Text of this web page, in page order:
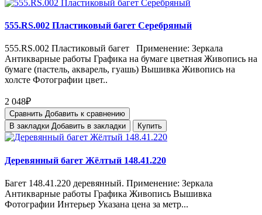
555.RS.002 Пластиковый багет Серебряный
555.RS.002 Пластиковый багет Применение: Зеркала
Антикварные работы Графика на бумаге цветная Живопись на
бумаге (пастель, акварель, гуашь) Вышивка Живопись на
холсте Фотографии цвет..
2 048₽
Сравнить Добавить к сравнению
В закладки Добавить в закладки Купить
Деревянный багет Жёлтый 148.41.220
Багет 148.41.220 деревянный. Применение: Зеркала
Антикварные работы Графика Живопись Вышивка
Фотографии Интерьер Указана цена за метр...